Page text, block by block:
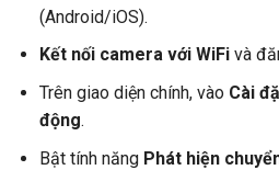
(Android/iOS).
Kết nối camera với WiFivà
Trên giao diện chính, vào Cài
động.
Bật tính năng Phát hiện